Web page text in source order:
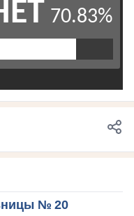
№ 20